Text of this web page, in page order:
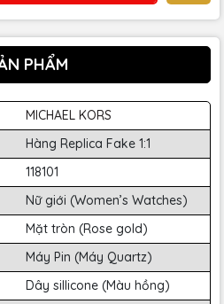
PHẨM
MICHAEL KORS
Hàng Replica Fake 1:1
118101
Nữ giới (Women’s Watches)
Mặt tròn (Rose gold)
Máy Pin (Máy Quartz)
Dây sillicone (Màu hồng)